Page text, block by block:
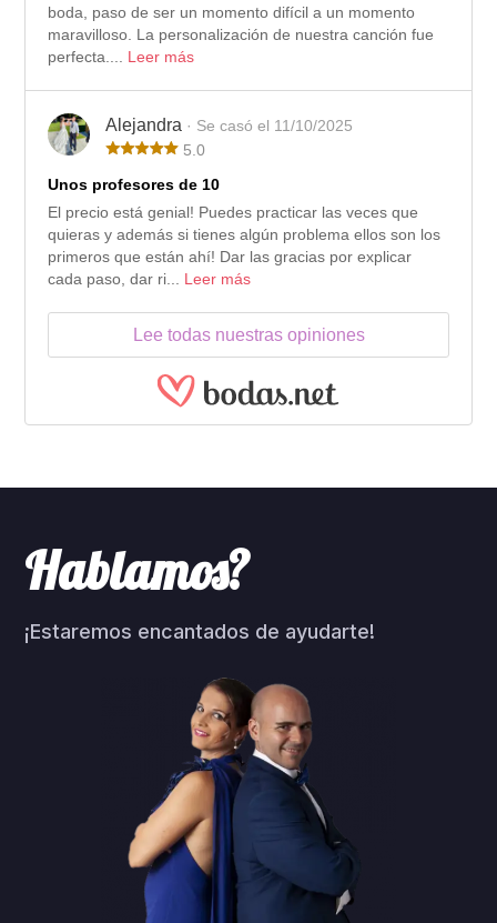
boda, paso de ser un momento difícil a un momento
maravilloso. La personalización de nuestra canción fue
perfecta.... Leer más
Alejandra · Se casó el 11/10/2025
5.0
Unos profesores de 10
El precio está genial! Puedes practicar las veces que
quieras y además si tienes algún problema ellos son los
primeros que están ahí! Dar las gracias por explicar
cada paso, dar ri... Leer más
Lee todas nuestras opiniones
Hablamos?
¡Estaremos encantados de ayudarte!